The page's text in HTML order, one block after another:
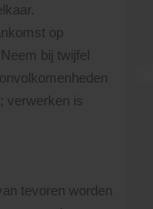
op
bij twijfel
verwerken is
tevoren worden